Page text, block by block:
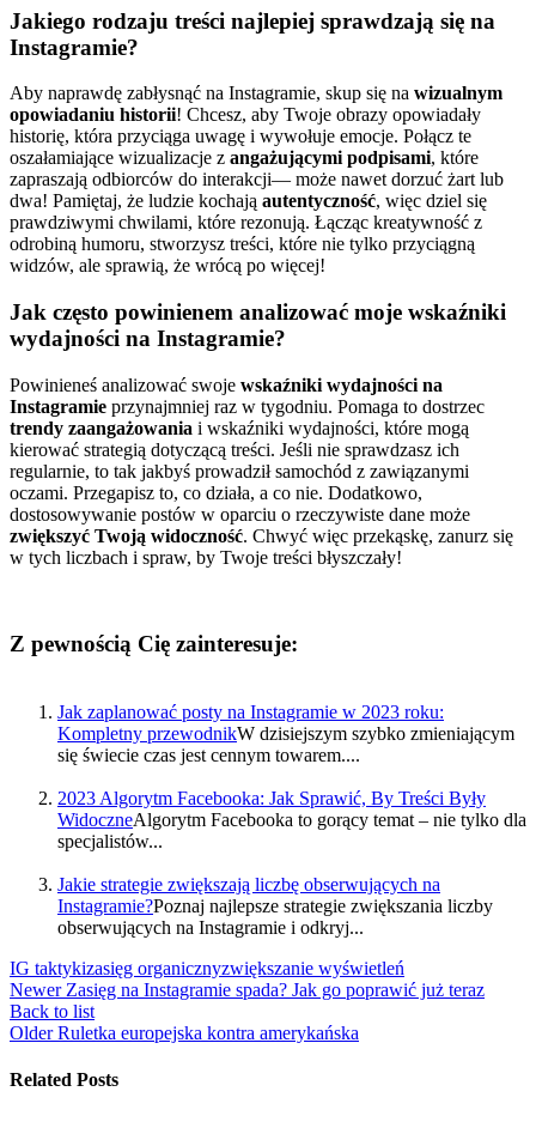
Jakiego rodzaju treści najlepiej sprawdzają się na
Instagramie?
Aby naprawdę zabłysnąć na Instagramie, skup się na wizualnym
opowiadaniu historii! Chcesz, aby Twoje obrazy opowiadały
historię, która przyciąga uwagę i wywołuje emocje. Połącz te
oszałamiające wizualizacje z angażującymi podpisami, które
zapraszają odbiorców do interakcji— może nawet dorzuć żart lub
dwa! Pamiętaj, że ludzie kochają autentyczność, więc dziel się
prawdziwymi chwilami, które rezonują. Łącząc kreatywność z
odrobiną humoru, stworzysz treści, które nie tylko przyciągną
widzów, ale sprawią, że wrócą po więcej!
Jak często powinienem analizować moje wskaźniki
wydajności na Instagramie?
Powinieneś analizować swoje wskaźniki wydajności na
Instagramie przynajmniej raz w tygodniu. Pomaga to dostrzec
trendy zaangażowania i wskaźniki wydajności, które mogą
kierować strategią dotyczącą treści. Jeśli nie sprawdzasz ich
regularnie, to tak jakbyś prowadził samochód z zawiązanymi
oczami. Przegapisz to, co działa, a co nie. Dodatkowo,
dostosowywanie postów w oparciu o rzeczywiste dane może
zwiększyć Twoją widoczność. Chwyć więc przekąskę, zanurz się
w tych liczbach i spraw, by Twoje treści błyszczały!
Z pewnością Cię zainteresuje:
Jak zaplanować posty na Instagramie w 2023 roku:
Kompletny przewodnikW dzisiejszym szybko zmieniającym
się świecie czas jest cennym towarem....
2023 Algorytm Facebooka: Jak Sprawić, By Treści Były
WidoczneAlgorytm Facebooka to gorący temat – nie tylko dla
specjalistów...
Jakie strategie zwiększają liczbę obserwujących na
Instagramie?Poznaj najlepsze strategie zwiększania liczby
obserwujących na Instagramie i odkryj...
IG taktykizasięg organicznyzwiększanie wyświetleń
Newer Zasięg na Instagramie spada? Jak go poprawić już teraz
Back to list
Older Ruletka europejska kontra amerykańska
Related Posts